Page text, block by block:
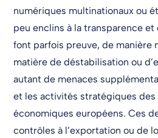
numériques multinationaux ou
peu enclins à la transparence
font parfois preuve, de manière
matière de déstabilisation ou
autant de menaces
et les activités stratégiques
économiques européens. Ces
contrôles à l’exportation ou de